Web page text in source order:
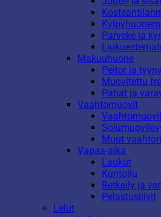
Parveke ja
Makuuhuone
Peitot ja
Muovitettu
Patjat ja
Vaahtomuovit
Muut
Vapaa-aika
Laukut
Kuntoilu
Retkeily ja
Pelastusliivit
Lelut